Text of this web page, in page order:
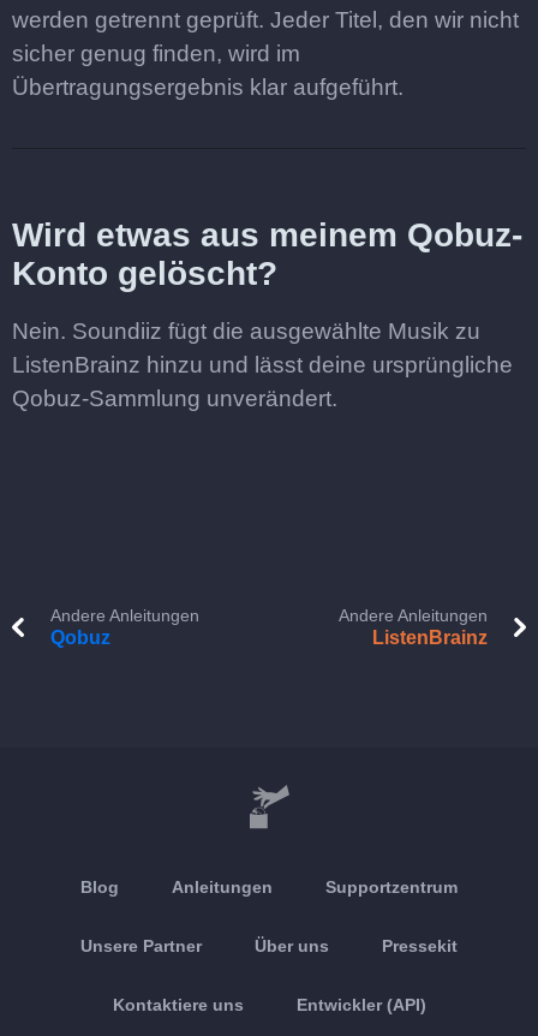
werden getrennt geprüft. Jeder Titel, den wir nicht
sicher genug finden, wird im
Übertragungsergebnis klar aufgeführt.
Wird etwas aus meinem Qobuz-
Konto gelöscht?
Nein. Soundiiz fügt die ausgewählte Musik zu
ListenBrainz hinzu und lässt deine ursprüngliche
Qobuz-Sammlung unverändert.
Andere Anleitungen
Qobuz
Andere Anleitungen
ListenBrainz
Blog Anleitungen Supportzentrum
Unsere Partner Über uns Pressekit
Kontaktiere uns Entwickler (API)